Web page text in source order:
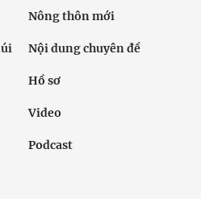
Nông thôn mới
Nội dung chuyên đề
Hồ sơ
Video
Podcast